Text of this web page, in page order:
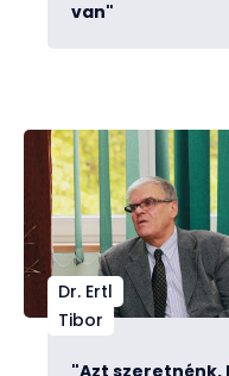
van"
Dr. Ertl
Tibor